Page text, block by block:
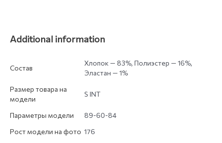
Additional information
Состав
Хлопок — 83%, Полиэстер — 16%,
Эластан — 1%
Размер товара на
модели
S INT
Параметры модели
89-60-84
Рост модели на фото 176